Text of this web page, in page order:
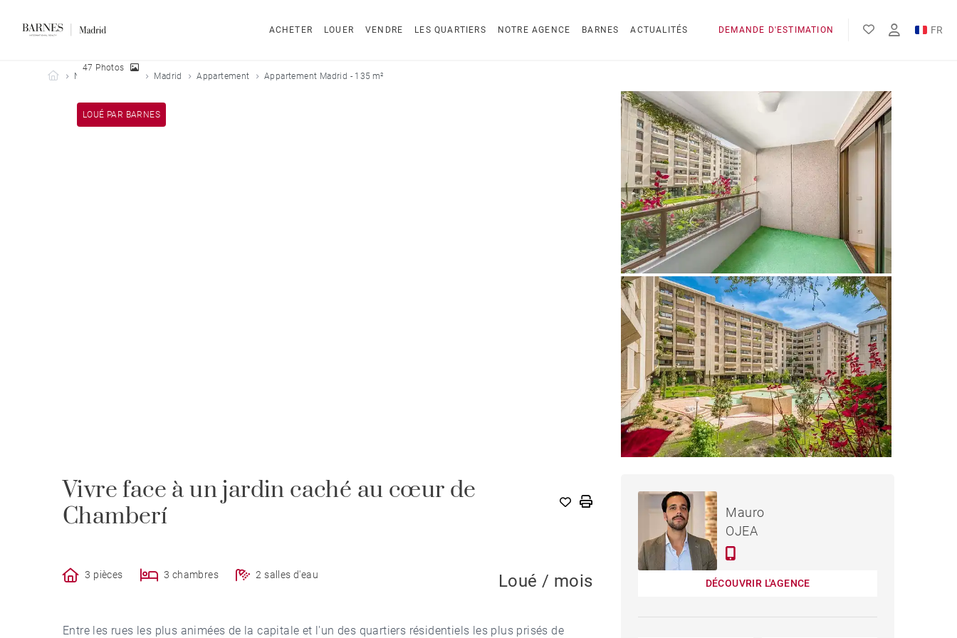
ACHETER LOUER VENDRE LES QUARTIERS NOTRE AGENCE BARNES ACTUALITÉS DEMANDE D'ESTIMATION FR
EN
Barnes Madrid
Nos biens loués Madrid Appartement Appartement Madrid - 135 m²
LOUÉ PAR BARNES
47 Photos
Vivre face à un jardin caché au cœur de
Chamberí
3 pièces 3 chambres 2 salles d'eau Loué / mois
Entre les rues les plus animées de la capitale et l'un des quartiers résidentiels les plus prisés de
APPARTEMENT MADRID -
135 M²Mauro
OJEA
DÉCOUVRIR L'AGENCE